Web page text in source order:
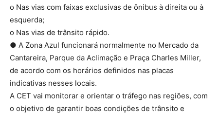
o Nas vias com faixas exclusivas de ônibus à direita ou à
esquerda;
o Nas vias de trânsito rápido.
● A Zona Azul funcionará normalmente no Mercado da
Cantareira, Parque da Aclimação e Praça Charles Miller,
de acordo com os horários definidos nas placas
indicativas nesses locais.
A CET vai monitorar e orientar o tráfego nas regiões, com
o objetivo de garantir boas condições de trânsito e